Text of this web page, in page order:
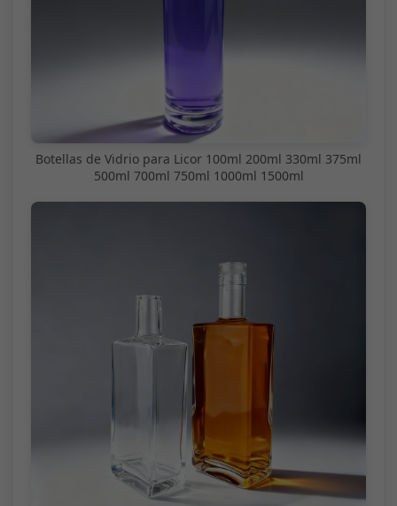
Botellas de Vidrio para Licor 100ml 200ml 330ml 375ml
500ml 700ml 750ml 1000ml 1500ml